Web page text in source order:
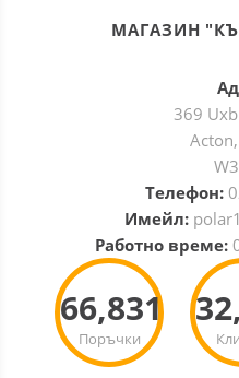
МАГАЗИН
369
Телефон:
Имейл:
Работно време:
Поръчки
66,831